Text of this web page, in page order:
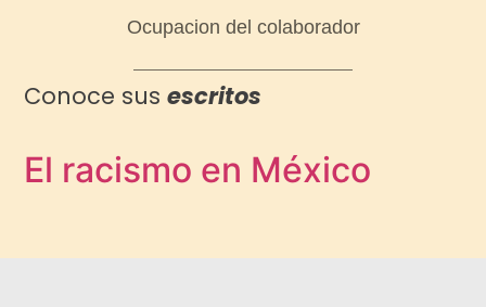
Ocupacion del colaborador
Conoce susescritos
El racismo en México